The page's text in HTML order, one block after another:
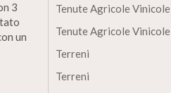
3
un
Tenute Agricole Vinicole
Tenute Agricole Vinicole
Terreni
Terreni